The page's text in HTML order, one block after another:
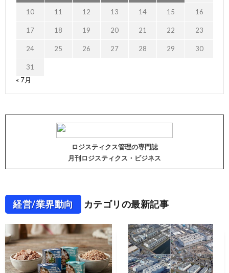
10 11 12 13 14 15 16
17 18 19 20 21 22 23
24 25 26 27 28 29 30
31
« 7月
ロジスティクス管理の専門誌
月刊ロジスティクス・ビジネス
経営/業界動向 カテゴリの最新記事